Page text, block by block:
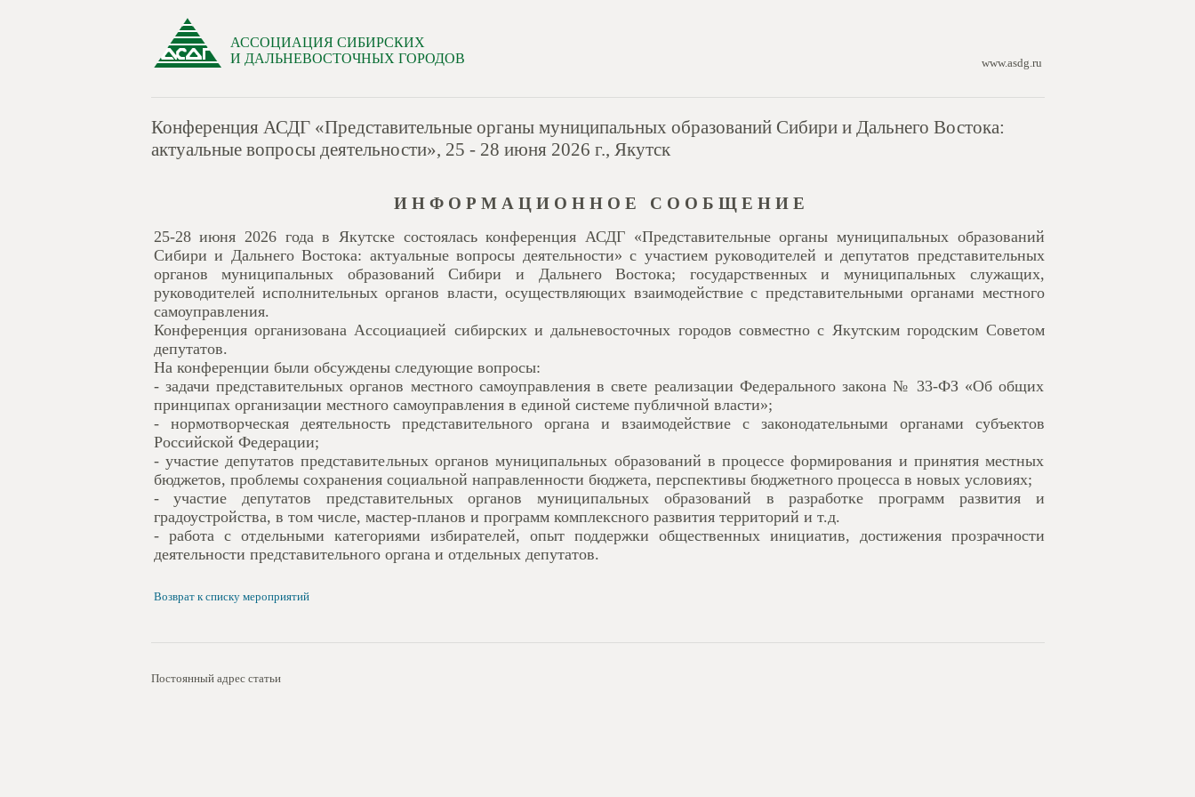
АССОЦИАЦИЯ СИБИРСКИХ
И ДАЛЬНЕВОСТОЧНЫХ ГОРОДОВ
www.asdg.ru
Конференция АСДГ «Представительные органы муниципальных образований Сибири и Дальнего Востока:
актуальные вопросы деятельности», 25 - 28 июня 2026 г., Якутск
И Н Ф О Р М А Ц И О Н Н О Е С О О Б Щ Е Н И Е
25-28 июня 2026 года в Якутске состоялась конференция АСДГ «Представительные органы муниципальных образований
Сибири и Дальнего Востока: актуальные вопросы деятельности» с участием руководителей и депутатов представительных
органов муниципальных образований Сибири и Дальнего Востока; государственных и муниципальных служащих,
руководителей исполнительных органов власти, осуществляющих взаимодействие с представительными органами местного
самоуправления.
Конференция организована Ассоциацией сибирских и дальневосточных городов совместно c Якутским городским Советом
депутатов.
На конференции были обсуждены следующие вопросы:
- задачи представительных органов местного самоуправления в свете реализации Федерального закона № 33-ФЗ «Об общих
принципах организации местного самоуправления в единой системе публичной власти»;
- нормотворческая деятельность представительного органа и взаимодействие с законодательными органами субъектов
Российской Федерации;
- участие депутатов представительных органов муниципальных образований в процессе формирования и принятия местных
бюджетов, проблемы сохранения социальной направленности бюджета, перспективы бюджетного процесса в новых условиях;
- участие депутатов представительных органов муниципальных образований в разработке программ развития и
градоустройства, в том числе, мастер-планов и программ комплексного развития территорий и т.д.
- работа с отдельными категориями избирателей, опыт поддержки общественных инициатив, достижения прозрачности
деятельности представительного органа и отдельных депутатов.
Возврат к списку мероприятий
Постоянный адрес статьи